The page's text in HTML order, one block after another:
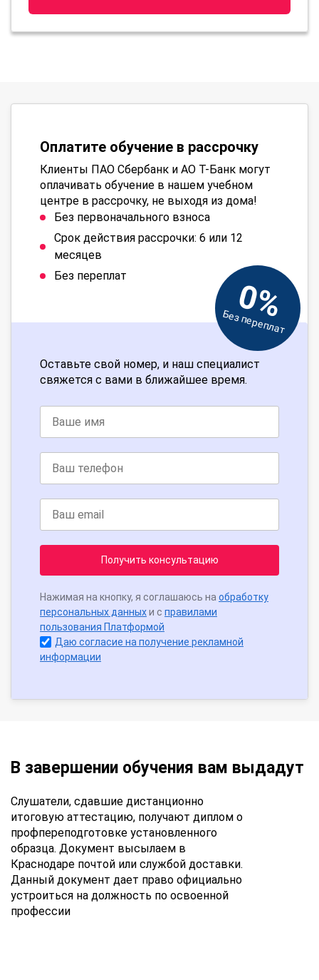
Оплатите обучение в рассрочку
Клиенты ПАО Сбербанк и АО Т-Банк могут
оплачивать обучение в нашем учебном
центре в рассрочку, не выходя из дома!
Без первоначального взноса
Срок действия рассрочки: 6 или 12
месяцев
Без переплат
0%
Без переплат
Оставьте свой номер, и наш специалист
свяжется с вами в ближайшее время.
Получить консультацию
Нажимая на кнопку, я соглашаюсь на обработку
персональных данныхи с правилами
пользования Платформой
Даю согласие на получение рекламной
информации
В завершении обучения вам выдадут
Слушатели, сдавшие дистанционно
итоговую аттестацию, получают диплом о
профпереподготовке установленного
образца. Документ высылаем в
Краснодаре почтой или службой доставки.
Данный документ дает право официально
устроиться на должность по освоенной
профессии